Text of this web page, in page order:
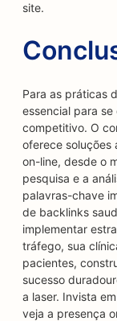
site.
Para as práticas
essencial para
competitivo. O
oferece soluções
on-line, desde o
pesquisa e a
palavras-chave
de backlinks
implementar
tráfego, sua
pacientes,
sucesso
a laser. Invista
veja a presença